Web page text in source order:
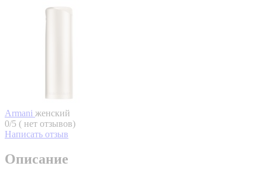
Armani женский
0/5 ( нет отзывов)
Написать отзыв
Описание